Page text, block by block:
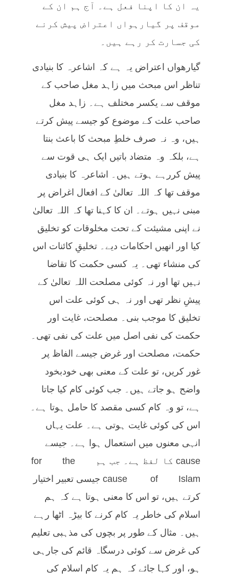
یہ ان کا اپنا فعل ہے۔ آج ہم ان کے
موقف پر گیارہواں اعتراض پیش کرنے
کی جسارت کر رہے ہیں۔
گیارھواں اعتراض یہ ہے کہ اشاعرہ کا بنیادی
تناظر اس مبحث میں زاہد مغل صاحب کے
موقف سے یکسر مختلف ہے۔ زاہد مغل
صاحب علت کے موضوع کو جیسے پیش کرتے
ہیں، وہ نہ صرف خلطِ مبحث کا باعث بنتا
ہے، بلکہ وہ متضاد باتیں ایک ہی قوت سے
پیش کررہے ہوتے ہیں۔ اشاعرہ کا بنیادی
موقف تھا کہ اللہ تعالیٰ کے افعال اغراض پر
مبنی نہیں ہوتے۔ ان کا کہنا تھا کہ اللہ تعالیٰ
نے اپنی مشیئت کے تحت مخلوقات کو تخلیق
کیا اور انھیں احکامات دیے۔ تخلیقِ کائنات اس
کی منشاء تھی۔ یہ کسی حکمت کا تقاضا
نہیں تھا اور نہ کوئی مصلحت اللہ تعالیٰ کے
پیشِ نظر تھی اور نہ ہی کوئی علت اس
تخلیق کا موجب بنی۔ مصلحت، غایت اور
حکمت کی نفی اصل میں علت کی نفی تھی۔
حکمت، مصلحت اور غرض جیسے الفاظ پر
غور کریں، تو علت کے معنی بھی خودبخود
واضح ہو جاتے ہیں۔ جب کوئی کام کیا جاتا
ہے، تو وہ کام کسی مقصد کا حامل ہوتا ہے۔
اس کی کوئی غایت ہوتی ہے۔ علت یہاں
انہی معنوں میں استعمال ہوا ہے۔ جیسے
cause کا لفظ ہے۔ جب ہم for the
cause of Islam جیسی تعبیر اختیار
کرتے ہیں، تو اس کا معنی ہوتا ہے کہ ہم
اسلام کی خاطر یہ کام کرنے کا بیڑہ اٹھا رہے
ہیں۔ مثال کے طور پر بچوں کی مذہبی تعلیم
کی غرض سے کوئی درسگاہ قائم کی جارہی
ہو، اور کہا جائے کہ ہم یہ کام اسلام کی